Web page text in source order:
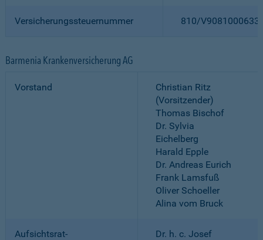
Versicherungssteuernummer 810/
Barmenia Krankenversicherung AG
Vorstand
Christian Ritz
(Vorsitzender)
Thomas Bischof
Dr. Sylvia
Eichelberg
Harald Epple
Dr. Andreas Eurich
Frank Lamsfuß
Oliver Schoeller
Alina vom Bruck
Aufsichtsrat-
Dr. h. c. Josef